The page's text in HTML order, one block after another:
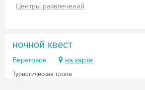
Центры развлечений
ночной квест
Береговое на карте
Туристическая тропа